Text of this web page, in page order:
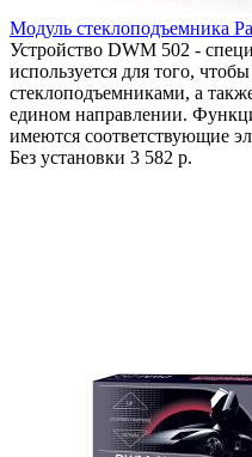
Модуль стеклоподъемника
Устройство DWM 502 -
используется для того,
стеклоподъемниками, а
едином направлении.
имеются соответствующие
Без установки 3 582 р.